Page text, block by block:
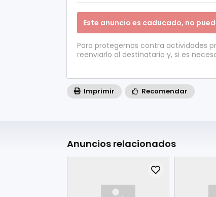
Este anuncio es caducado, no
Para protegernos contra actividades
reenviarlo al destinatario y, si es
Imprimir Recomendar
Anuncios relacionados